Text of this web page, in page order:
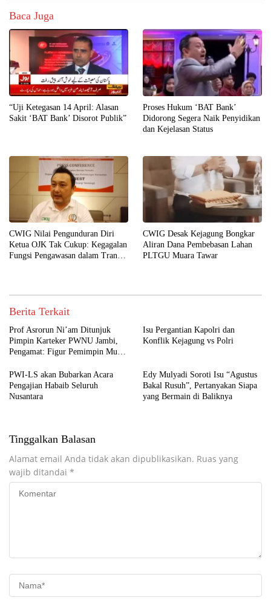
Baca Juga
“Uji Ketegasan 14 April: Alasan
Sakit ‘BAT Bank’ Disorot Publik”
Proses Hukum ‘BAT Bank’
Didorong Segera Naik Penyidikan
dan Kejelasan Status
CWIG Nilai Pengunduran Diri
Ketua OJK Tak Cukup: Kegagalan
Fungsi Pengawasan dalam Transisi
CWIG Desak Kejagung Bongkar
Aliran Dana Pembebasan Lahan
PLTGU Muara Tawar
Berita Terkait
Prof Asrorun Ni’am Ditunjuk
Pimpin Karteker PWNU Jambi,
Pengamat: Figur Pemimpin Muda
Isu Pergantian Kapolri dan
Konflik Kejagung vs Polri
PWI-LS akan Bubarkan Acara
Pengajian Habaib Seluruh
Nusantara
Edy Mulyadi Soroti Isu “Agustus
Bakal Rusuh”, Pertanyakan Siapa
yang Bermain di Baliknya
Tinggalkan Balasan
Alamat email Anda tidak akan dipublikasikan. Ruas yang
wajib ditandai *